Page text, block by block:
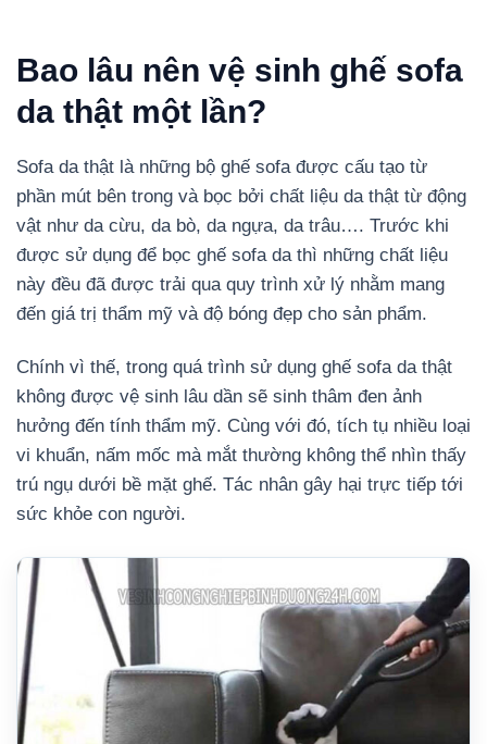
Bao lâu nên vệ sinh ghế sofa
da thật một lần?
Sofa da thật là những bộ ghế sofa được cấu tạo từ
phần mút bên trong và bọc bởi chất liệu da thật từ động
vật như da cừu, da bò, da ngựa, da trâu…. Trước khi
được sử dụng để bọc ghế sofa da thì những chất liệu
này đều đã được trải qua quy trình xử lý nhằm mang
đến giá trị thẩm mỹ và độ bóng đẹp cho sản phẩm.
Chính vì thế, trong quá trình sử dụng ghế sofa da thật
không được vệ sinh lâu dần sẽ sinh thâm đen ảnh
hưởng đến tính thẩm mỹ. Cùng với đó, tích tụ nhiều loại
vi khuẩn, nấm mốc mà mắt thường không thể nhìn thấy
trú ngụ dưới bề mặt ghế. Tác nhân gây hại trực tiếp tới
sức khỏe con người.